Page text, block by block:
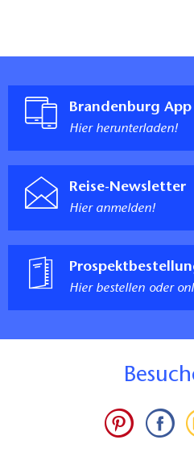
Brandenburg App
Hier herunterladen!
Reise-Newsletter
Hier anmelden!
Hier bestellen oder
B